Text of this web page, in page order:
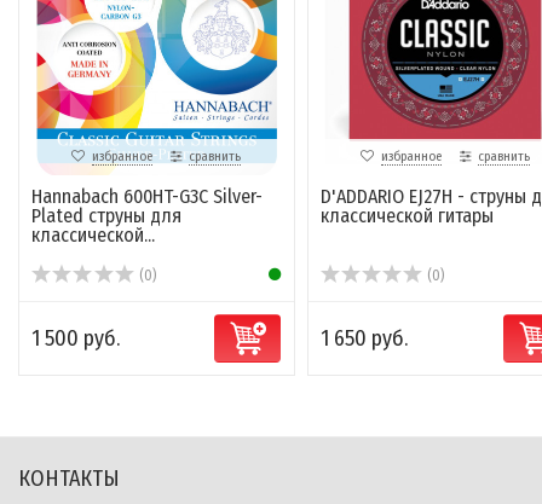
избранное сравнить
Hannabach 600HT-G3C Silver-
Plated струны для
классической...
(0)
1 500 руб.
избранное сравнить
D'ADDARIO EJ27H - струны
классической гитары
(0)
1 650 руб.
КОНТАКТЫ